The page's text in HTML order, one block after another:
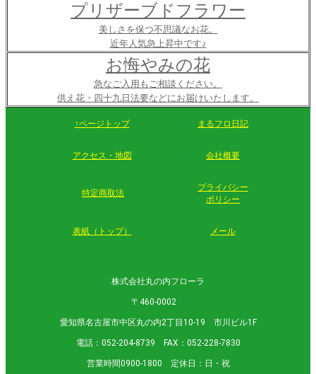
プリザーブドフラワー
美しさを保つ不思議なお花。
近年人気急上昇中です♪
お悔やみの花
急なご入用もご相談ください。
供え花・四十九日法要などにお届けいたします。
↑ページトップ まるフロ日記
アクセス・地図 会社概要
特定商取法
プライバシー
ポリシー
表紙（トップ） メール
株式会社丸の内フローラ
〒460-0002
愛知県名古屋市中区丸の内2丁目10-19 市川ビル1F
電話：052-204-8739 FAX：052-228-7830
営業時間0900-1800 定休日：日・祝